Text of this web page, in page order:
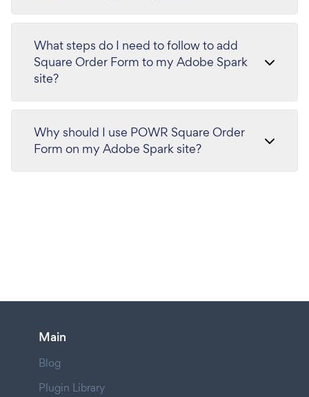
What steps do I need to follow to add
Square Order Form to my Adobe Spark
site?
Why should I use POWR Square Order
Form on my Adobe Spark site?
Main
Blog
Plugin Library